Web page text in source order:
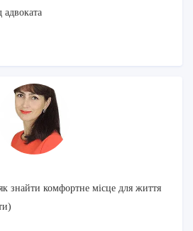
адвоката
знайти комфортне місце для життя